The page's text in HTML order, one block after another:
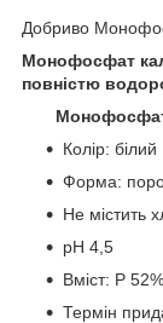
Добриво
Монофосфат
повністю
Колір: білий
Форма:
Не містить
рН 4,5
Вміст: P
Термін